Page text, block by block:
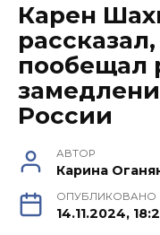
Карен
пообещал
России
АВТОР
Карина
ОПУБЛИКОВАНО
14.11.2024,